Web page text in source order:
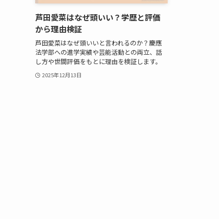
芦田愛菜はなぜ頭いい？学歴と評価
から理由検証
芦田愛菜はなぜ頭いいと言われるのか？慶應
法学部への進学実績や芸能活動との両立、話
し方や世間評価をもとに理由を検証します。
2025年12月13日